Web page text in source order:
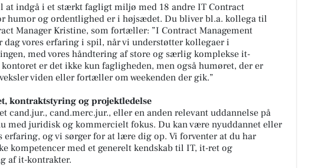
at indgå i et stærkt fagligt miljø med 18 andre IT Contract
humor og ordentlighed er i højsædet. Du bliver bl.a. kollega til
Manager Kristine, som fortæller: ”I Contract Management
dag vores erfaring i spil, når vi understøtter kollegaer i
med vores håndtering af store og særlig komplekse it-
kontoret er det ikke kun fagligheden, men også humøret, der er
viden eller fortæller om weekenden der gik.”
kontraktstyring og projektledelse
cand.jur., cand.merc.jur., eller en anden relevant uddannelse på
med juridisk og kommercielt fokus. Du kan være nyuddannet eller
erfaring, og vi sørger for at lære dig op. Vi forventer at du har
kompetencer med et generelt kendskab til IT, it-ret og
af it-kontrakter.